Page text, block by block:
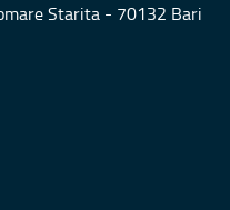
Starita - 70132 Bari